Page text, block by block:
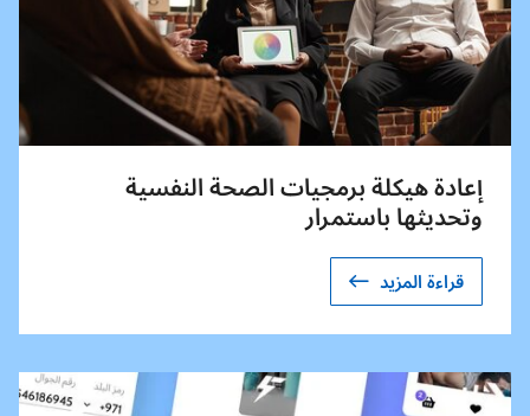
إعادة هيكلة برمجيات الصحة النفسية
وتحديثها باستمرار
قراءة المزيد